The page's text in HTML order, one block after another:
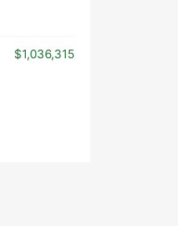
$1,036,315